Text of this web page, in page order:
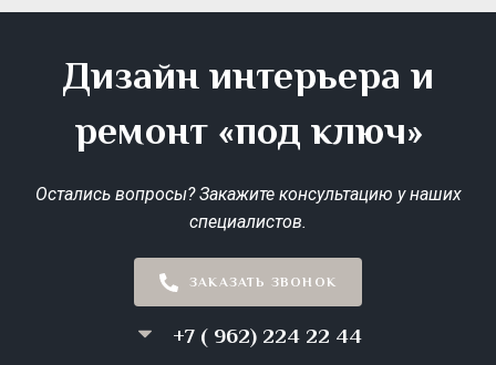
Дизайн интерьера и
ремонт «под ключ»
Остались вопросы? Закажите консультацию у наших
специалистов.
ЗАКАЗАТЬ ЗВОНОК
+7 ( 962) 224 22 44